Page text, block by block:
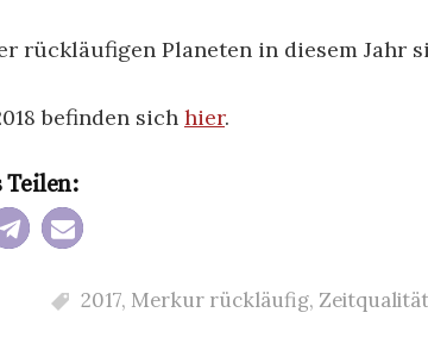
rückläufigen Planeten in diesem Jahr
befinden sich hier.
Teilen:
2017, Merkur rückläufig, Zeitqualität